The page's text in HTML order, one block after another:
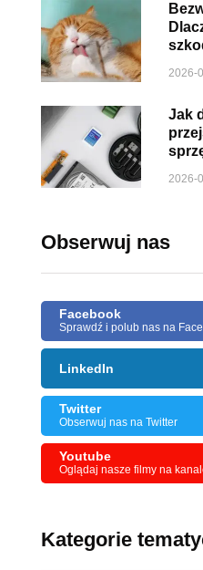
2026-
Jak
2026-
Obserwuj nas
Facebook
Sprawdź i polub nas na
LinkedIn
Twitter
Obserwuj nas na Twitter
Youtube
Oglądaj nasze filmy na
Kategorie